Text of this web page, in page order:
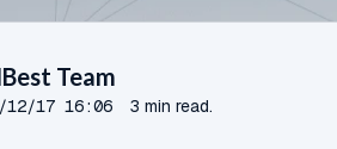
Team
12/17 16:06 3 min read.